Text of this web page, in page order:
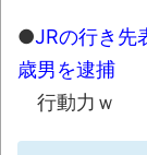
●JRの行き
歳男を逮捕
行動力ｗ